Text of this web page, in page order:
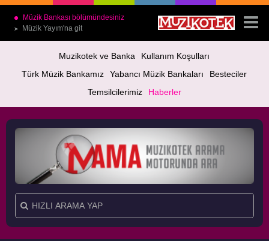
Müzik Bankası bölümündesiniz
➤ Müzik Yayım'na git
Muzikotek ve Banka
Kullanım Koşulları
Türk Müzik Bankamız
Yabancı Müzik Bankaları
Besteciler
Temsilcilerimiz
Haberler